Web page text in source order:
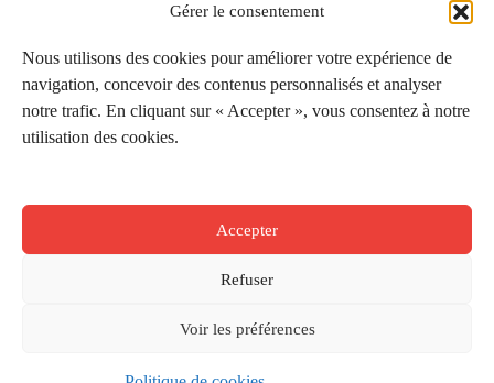
Gérer le consentement
Nous utilisons des cookies pour améliorer votre expérience de
navigation, concevoir des contenus personnalisés et analyser
notre trafic. En cliquant sur « Accepter », vous consentez à notre
utilisation des cookies.
Accepter
Refuser
Voir les préférences
Conditions générales de vente
Réductions de la Carte Côté Courrier
Application